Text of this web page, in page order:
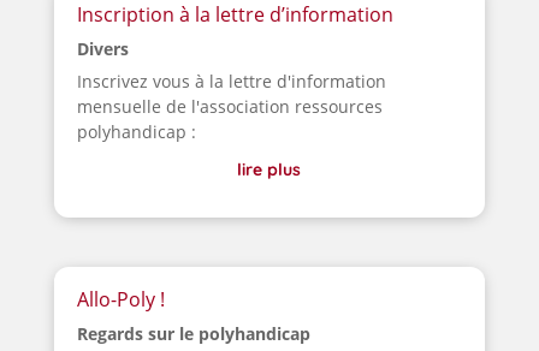
Inscription à la lettre d’information
Divers
Inscrivez vous à la lettre d'information
mensuelle de l'association ressources
polyhandicap :
lire plus
Allo-Poly !
Regards sur le polyhandicap